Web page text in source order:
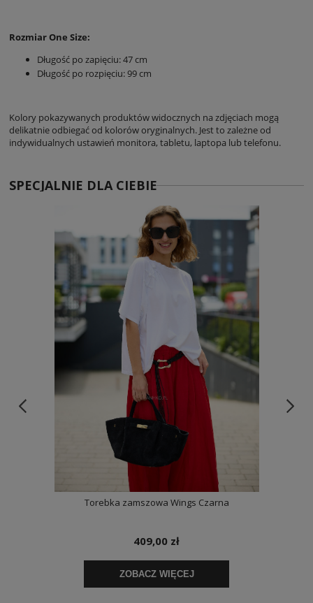
Rozmiar One Size:
Długość po zapięciu: 47 cm
Długość po rozpięciu: 99 cm
Kolory pokazywanych produktów widocznych na zdjęciach mogą
delikatnie odbiegać od kolorów oryginalnych. Jest to zależne od
indywidualnych ustawień monitora, tabletu, laptopa lub telefonu.